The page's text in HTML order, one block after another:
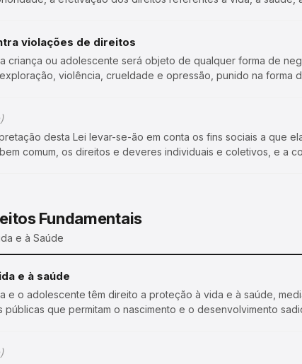
violações de direitos
criança ou adolescente será objeto de qualquer forma de
violência, crueldade e opressão, punido na forma
desta Lei levar-se-ão em conta os fins sociais a que
comum, os direitos e deveres individuais e coletivos, e a
Fundamentais
e à Saúde
e à saúde
e o adolescente têm direito a proteção à vida e à saúde,
públicas que permitam o nascimento e o desenvolvimento